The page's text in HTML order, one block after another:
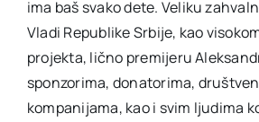
ima baš svako dete. Veliku
Vladi Republike Srbije, kao
projekta, lično premijeru
sponzorima, donatorima,
kompanijama, kao i svim ljudima